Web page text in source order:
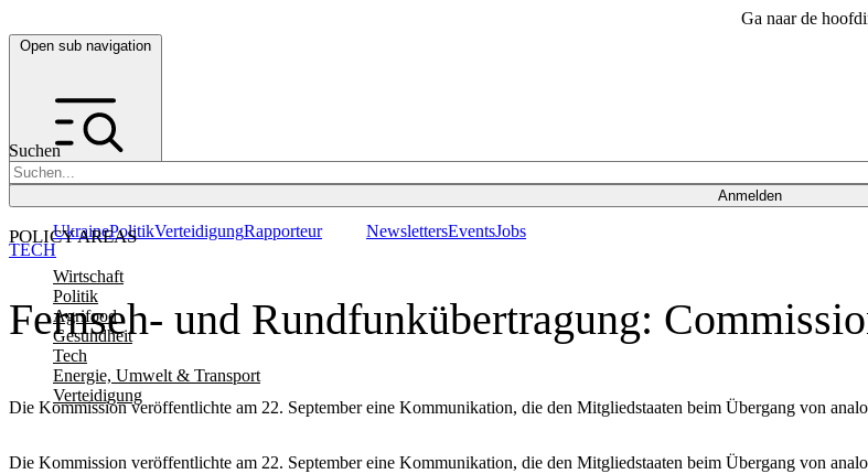
Ga naar de
Open sub navigation
Suchen
Anmelden
POLICY AREAS
Wirtschaft
Politik
Agrifood
Gesundheit
Tech
Energie, Umwelt & Transport
Verteidigung
UkrainePolitikVerteidigungRapporteur NewslettersEventsJobs
Fernseh- und Rundfunkübertragung:
Die Kommission veröffentlichte am 22. September eine Kommunikation, die den Mitgliedstaaten beim Übergang von
TECH
Die Kommission veröffentlichte am 22. September eine Kommunikation, die den Mitgliedstaaten beim Übergang von